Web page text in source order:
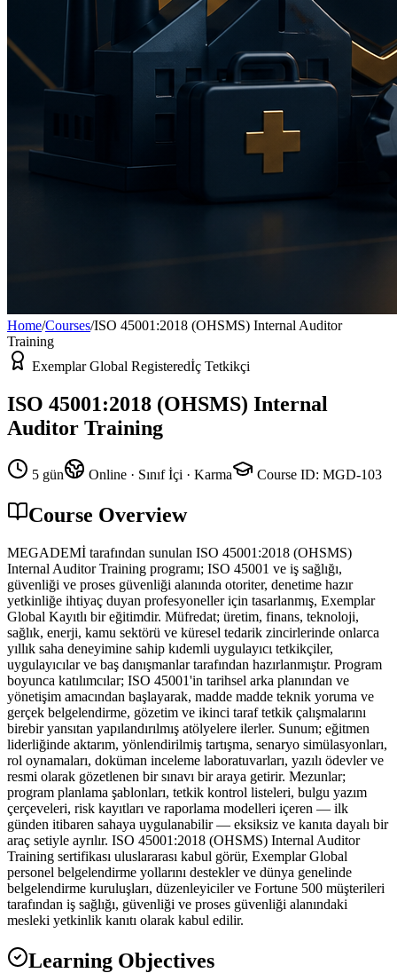
Home/Courses/ISO 45001:2018 (OHSMS) Internal Auditor
Training
Exemplar Global Registeredİç Tetkikçi
ISO 45001:2018 (OHSMS) Internal
Auditor Training
5 gün Online · Sınıf İçi · Karma Course ID: MGD-103
Course Overview
MEGADEMİ tarafından sunulan ISO 45001:2018 (OHSMS)
Internal Auditor Training programı; ISO 45001 ve iş sağlığı,
güvenliği ve proses güvenliği alanında otoriter, denetime hazır
yetkinliğe ihtiyaç duyan profesyoneller için tasarlanmış, Exemplar
Global Kayıtlı bir eğitimdir. Müfredat; üretim, finans, teknoloji,
sağlık, enerji, kamu sektörü ve küresel tedarik zincirlerinde onlarca
yıllık saha deneyimine sahip kıdemli uygulayıcı tetkikçiler,
uygulayıcılar ve baş danışmanlar tarafından hazırlanmıştır. Program
boyunca katılımcılar; ISO 45001'in tarihsel arka planından ve
yönetişim amacından başlayarak, madde madde teknik yoruma ve
gerçek belgelendirme, gözetim ve ikinci taraf tetkik çalışmalarını
birebir yansıtan yapılandırılmış atölyelere ilerler. Sunum; eğitmen
liderliğinde aktarım, yönlendirilmiş tartışma, senaryo simülasyonları,
rol oynamaları, doküman inceleme laboratuvarları, yazılı ödevler ve
resmi olarak gözetlenen bir sınavı bir araya getirir. Mezunlar;
program planlama şablonları, tetkik kontrol listeleri, bulgu yazım
çerçeveleri, risk kayıtları ve raporlama modelleri içeren — ilk
günden itibaren sahaya uygulanabilir — eksiksiz ve kanıta dayalı bir
araç setiyle ayrılır. ISO 45001:2018 (OHSMS) Internal Auditor
Training sertifikası uluslararası kabul görür, Exemplar Global
personel belgelendirme yollarını destekler ve dünya genelinde
belgelendirme kuruluşları, düzenleyiciler ve Fortune 500 müşterileri
tarafından iş sağlığı, güvenliği ve proses güvenliği alanındaki
mesleki yetkinlik kanıtı olarak kabul edilir.
Learning Objectives